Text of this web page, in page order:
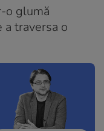
o glumă
a traversa o